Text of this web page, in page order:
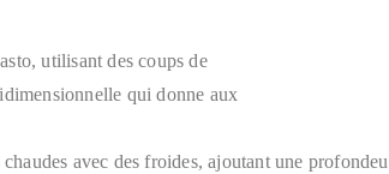
utilisant des coups de
qui donne aux
avec des froides, ajoutant une